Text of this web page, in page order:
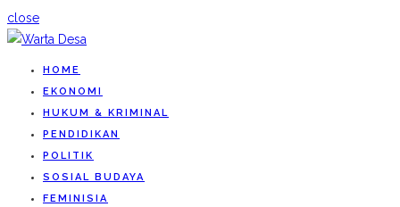
close
HOME
EKONOMI
HUKUM & KRIMINAL
PENDIDIKAN
POLITIK
SOSIAL BUDAYA
FEMINISIA